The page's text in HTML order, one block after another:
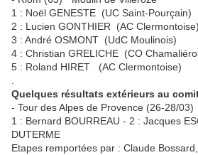
1 : Noël GENESTE (UC Saint-Pourçain)
2 : Lucien GONTHIER (AC Clermontoise)
3 : André OSMONT (UdC Moulinois)
4 : Christian GRELICHE (CO
5 : Roland HIRET (AC Clermontoise)
Quelques résultats extérieurs au
- Tour des Alpes de Provence (26-28/03)
1 : Bernard BOURREAU - 2 : Jacques
DUTERME
Etapes remportées par : Claude